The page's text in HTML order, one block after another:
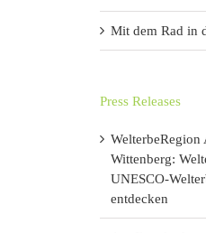
Mit dem Rad in
Press Releases
WelterbeRegion
Wittenberg:
UNESCO-
entdecken